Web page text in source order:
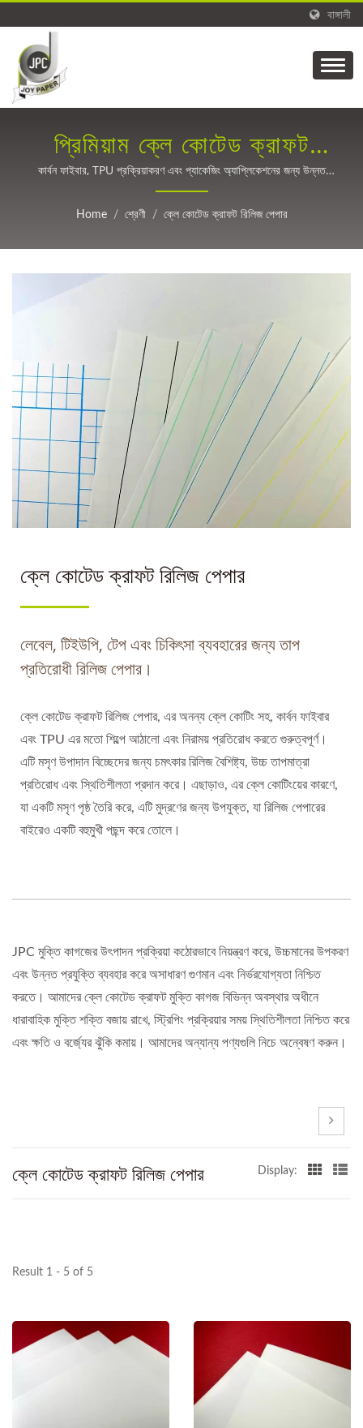
বাঙ্গালী
প্রিমিয়াম ক্লে কোটেড ক্রাফট
রিলিজ সমাধান।
কার্বন ফাইবার, TPU প্রক্রিয়াকরণ এবং প্যাকেজিং অ্যাপ্লিকেশনের জন্য উন্নত
কর্মক্ষমতার সাথে বিশেষায়িত CCK রিলিজ পেপার।
Home / শ্রেণী / ক্লে কোটেড ক্রাফট রিলিজ পেপার
ক্লে কোটেড ক্রাফট রিলিজ পেপার
লেবেল, টিইউপি, টেপ এবং চিকিৎসা ব্যবহারের জন্য তাপ
প্রতিরোধী রিলিজ পেপার।
ক্লে কোটেড ক্রাফট রিলিজ পেপার, এর অনন্য ক্লে কোটিং সহ, কার্বন ফাইবার
এবং TPU এর মতো শিল্পে আঠালো এবং নিরাময় প্রতিরোধ করতে গুরুত্বপূর্ণ।
এটি মসৃণ উপাদান বিচ্ছেদের জন্য চমৎকার রিলিজ বৈশিষ্ট্য, উচ্চ তাপমাত্রা
প্রতিরোধ এবং স্থিতিশীলতা প্রদান করে। এছাড়াও, এর ক্লে কোটিংয়ের কারণে,
যা একটি মসৃণ পৃষ্ঠ তৈরি করে, এটি মুদ্রণের জন্য উপযুক্ত, যা রিলিজ পেপারের
বাইরেও একটি বহুমুখী পছন্দ করে তোলে।
JPC মুক্তি কাগজের উৎপাদন প্রক্রিয়া কঠোরভাবে নিয়ন্ত্রণ করে, উচ্চমানের উপকরণ
এবং উন্নত প্রযুক্তি ব্যবহার করে অসাধারণ গুণমান এবং নির্ভরযোগ্যতা নিশ্চিত
করতে। আমাদের ক্লে কোটেড ক্রাফট মুক্তি কাগজ বিভিন্ন অবস্থার অধীনে
ধারাবাহিক মুক্তি শক্তি বজায় রাখে, স্ট্রিপিং প্রক্রিয়ার সময় স্থিতিশীলতা নিশ্চিত করে
এবং ক্ষতি ও বর্জ্যের ঝুঁকি কমায়। আমাদের অন্যান্য পণ্যগুলি নিচে অন্বেষণ করুন।
ক্লে কোটেড ক্রাফট রিলিজ পেপার Display:
Result 1 - 5 of 5